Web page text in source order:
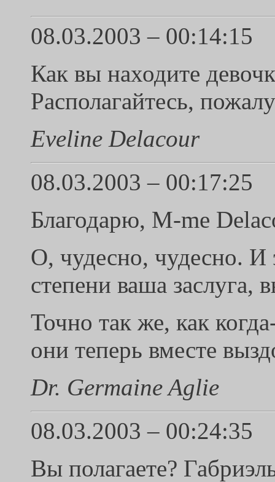
08.03.2003 – 00:14:15
Как вы находите
Располагайтесь,
Eveline Delacour
08.03.2003 – 00:17:25
Благодарю, M-me
О, чудесно, чудесно.
степени ваша заслуга,
Точно так же, как
они теперь вместе
Dr. Germaine Aglie
08.03.2003 – 00:24:35
Вы полагаете?